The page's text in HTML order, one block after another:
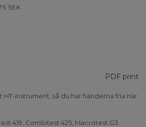
SEK
PDF print
instrument, så du har händerna fria när
419, Combitest 425, Macrotest G3.